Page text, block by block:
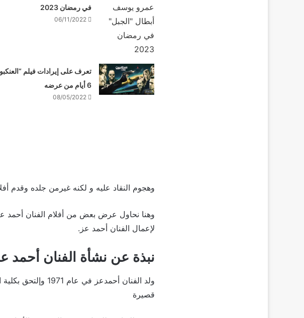
في رمضان 2023
06/11/2022
تعرف على إيرادات فيلم
6 أيام من عرضه
08/05/2022
وهجوم النقاد عليه و لكنه غيرمن جلده وقدم
وهنا نحاول عرض بعض من أفلام الفنان أحمد عز
لإعمال الفنان أحمد عز.
نبذة عن نشأة الفنان أحمد
ولد الفنان
قصيرة